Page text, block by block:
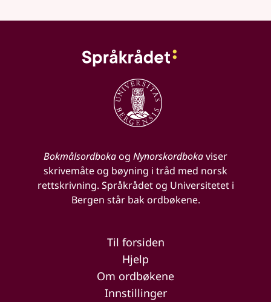
Bokmålsordbokaog Nynorskordbokaviser
skrivemåte og bøyning i tråd med norsk
rettskrivning. Språkrådet og Universitetet i
Bergen står bak ordbøkene.
Til forsiden
Hjelp
Om ordbøkene
Innstillinger